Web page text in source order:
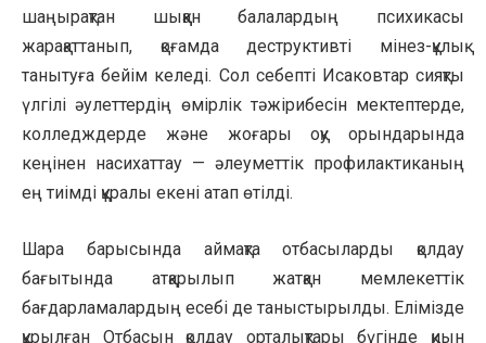
шаңырақтан шыққан балалардың психикасы
жарақаттанып, қоғамда деструктивті мінез-құлық
танытуға бейім келеді. Сол себепті Исаковтар сияқты
үлгілі әулеттердің өмірлік тәжірибесін мектептерде,
колледждерде және жоғары оқу орындарында
кеңінен насихаттау — әлеуметтік профилактиканың
ең тиімді құралы екені атап өтілді.
Шара барысында аймақта отбасыларды қолдау
бағытында атқарылып жатқан мемлекеттік
бағдарламалардың есебі де таныстырылды. Елімізде
құрылған Отбасын қолдау орталықтары бүгінде қиын